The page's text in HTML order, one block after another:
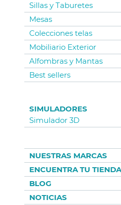
Sillas y Taburetes
Mesas
Colecciones telas
Mobiliario Exterior
Alfombras y Mantas
Best sellers
SIMULADORES
Simulador 3D
NUESTRAS MARCAS
ENCUENTRA TU TIENDA
BLOG
NOTICIAS